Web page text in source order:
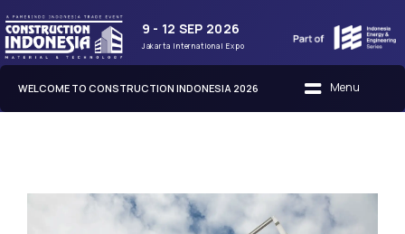
9 - 12 SEP 2026
Jakarta International Expo
WELCOME TO CONSTRUCTION INDONESIA 2026